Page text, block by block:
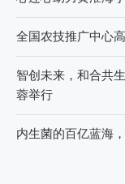
科学试验铺就增效
中】
丰收牛第六家直营
心连心助力黄淮海